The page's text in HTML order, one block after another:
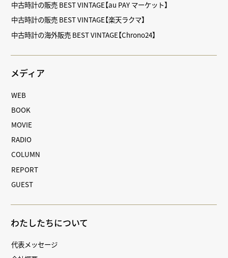
中古時計の販売 BEST VINTAGE【au PAY マーケット】
中古時計の販売 BEST VINTAGE【楽天ラクマ】
中古時計の海外販売 BEST VINTAGE【Chrono24】
メディア
WEB
BOOK
MOVIE
RADIO
COLUMN
REPORT
GUEST
わたしたちについて
代表メッセージ